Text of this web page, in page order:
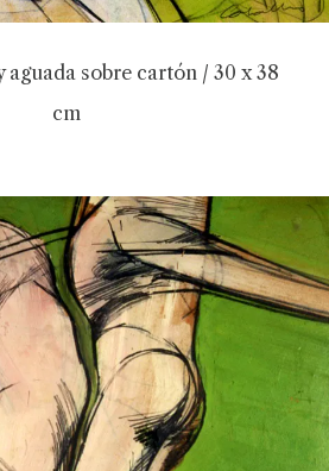
aguada sobre cartón / 30 x 38
cm